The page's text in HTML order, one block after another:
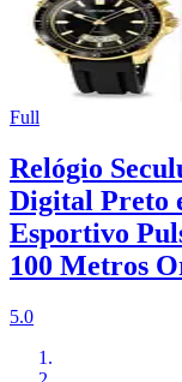
Full
Relógio
Digital Preto
Esportivo
100 Metros
5.0